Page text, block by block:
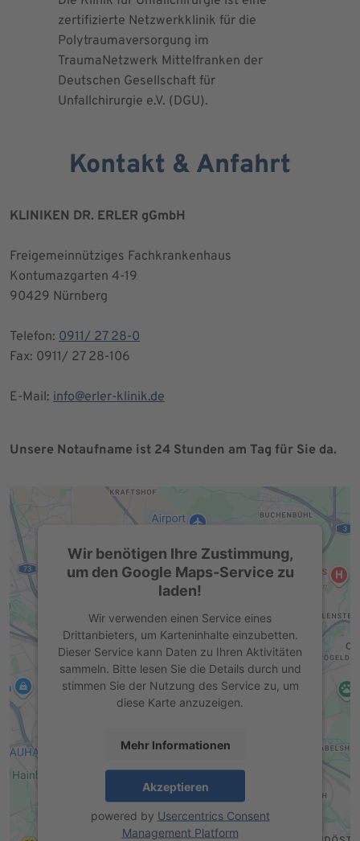
zertifizierte Netzwerkklinik für die
Polytraumaversorgung im
TraumaNetzwerk Mittelfranken der
Deutschen Gesellschaft für
Unfallchirurgie e.V. (DGU).
Kontakt & Anfahrt
KLINIKEN DR. ERLER gGmbH
Freigemeinnütziges Fachkrankenhaus
Kontumazgarten 4-19
90429 Nürnberg
Telefon: 0911/ 27 28-0
Fax: 0911/ 27 28-106
E-Mail: info@erler-klinik.de
Unsere Notaufname ist 24 Stunden am Tag für Sie da.
Wir benötigen Ihre Zustimmung,
um den Google Maps-Service zu
laden!
Wir verwenden einen Service eines
Drittanbieters, um Karteninhalte einzubetten.
Dieser Service kann Daten zu Ihren Aktivitäten
sammeln. Bitte lesen Sie die Details durch und
stimmen Sie der Nutzung des Service zu, um
diese Karte anzuzeigen.
Mehr Informationen
Akzeptieren
powered by Usercentrics Consent
Management Platform